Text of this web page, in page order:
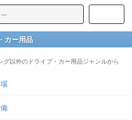
カー用品
以外のドライブ・カー用品ジャンルから